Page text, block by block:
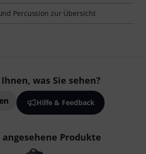
Percussion zur Übersicht
was Sie sehen?
Hilfe & Feedback
Produkte